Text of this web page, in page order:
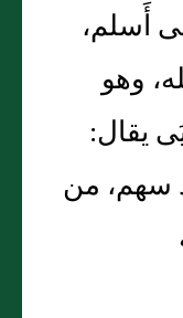
أَسلم،
وهو
يقال:
سهم، من